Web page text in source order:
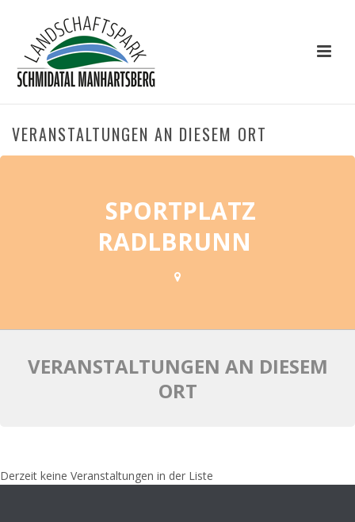
VERANSTALTUNGEN AN DIESEM ORT
SPORTPLATZ
RADLBRUNN
VERANSTALTUNGEN AN DIESEM
ORT
Derzeit keine Veranstaltungen in der Liste